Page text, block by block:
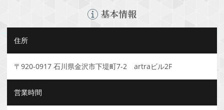
基本情報
住所
〒920-0917 石川県金沢市下堤町7-2 artraビル2F
営業時間